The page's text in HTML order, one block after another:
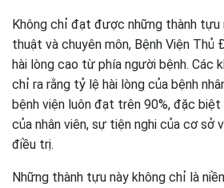
Không chỉ đạt được những thành
thuật và chuyên môn, Bệnh Viện
hài lòng cao từ phía người bệnh. Các
chỉ ra rằng tỷ lệ hài lòng của bệnh
bệnh viện luôn đạt trên 90%, đặc
của nhân viên, sự tiện nghi của cơ sở
điều trị.
Những thành tựu này không chỉ là